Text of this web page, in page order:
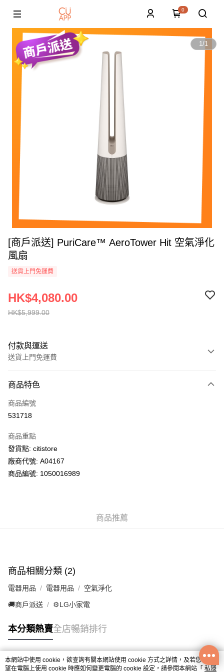
0
1/1
[商戶派送] PuriCare™ AeroTower Hit 空氣淨化
風扇
送貨上門免運費
HK$5,999.00
HK$4,080.00
付款與運送
送貨上門免運費
信用卡
AlipayHK
WeChat Pay
送貨方式
商品特色
商品編號
531718
商品重點
發貨點: citistore
廠商代號: A04167
商品編號: 1050016989
商品推薦
商品相關分類 (2)
電器用品 電器用品 空氣淨化
🚚商戶派送 ⚙️LG小家電
本分類熱賣全店暢銷排行
熱門標籤
本網站中使用 cookie，欲查詢有關本網站使用 cookie 方式之詳情，及若您不希
望在電腦上使用 cookie 時應如何變更電腦的 cookie 設定，請參閱本網站「 私隱